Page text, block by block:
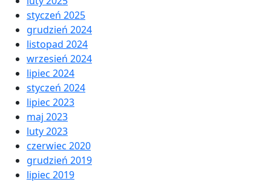
styczeń 2025
grudzień 2024
listopad 2024
wrzesień 2024
lipiec 2024
styczeń 2024
lipiec 2023
maj 2023
luty 2023
czerwiec 2020
grudzień 2019
lipiec 2019